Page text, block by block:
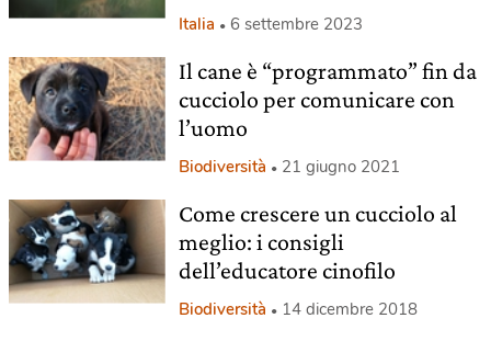
Italia 6 settembre 2023
Il cane è “programmato” fin da
cucciolo per comunicare con
l’uomo
Biodiversità 21 giugno 2021
Come crescere un cucciolo al
meglio: i consigli
dell’educatore cinofilo
Biodiversità 14 dicembre 2018